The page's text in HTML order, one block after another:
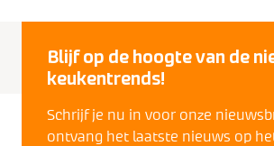
Blijf op de hoogte van de
keukentrends!
Schrijf je nu in voor onze
ontvang het laatste nieuws op